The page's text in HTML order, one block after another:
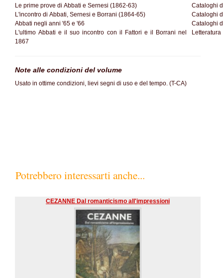
Le prime prove di Abbati e Sernesi (1862-63)
L'incontro di Abbati, Sernesi e Borrani (1864-65)
Abbati negli anni '65 e '66
L'ultimo Abbati e il suo incontro con il Fattori e il Borrani nel
1867
Cataloghi
Cataloghi
Cataloghi
Letteratura
Note alle condizioni del volume
Usato in ottime condizioni, lievi segni di uso e del tempo. (T-CA)
Potrebbero interessarti anche...
CEZANNE Dal romanticismo all'impressioni